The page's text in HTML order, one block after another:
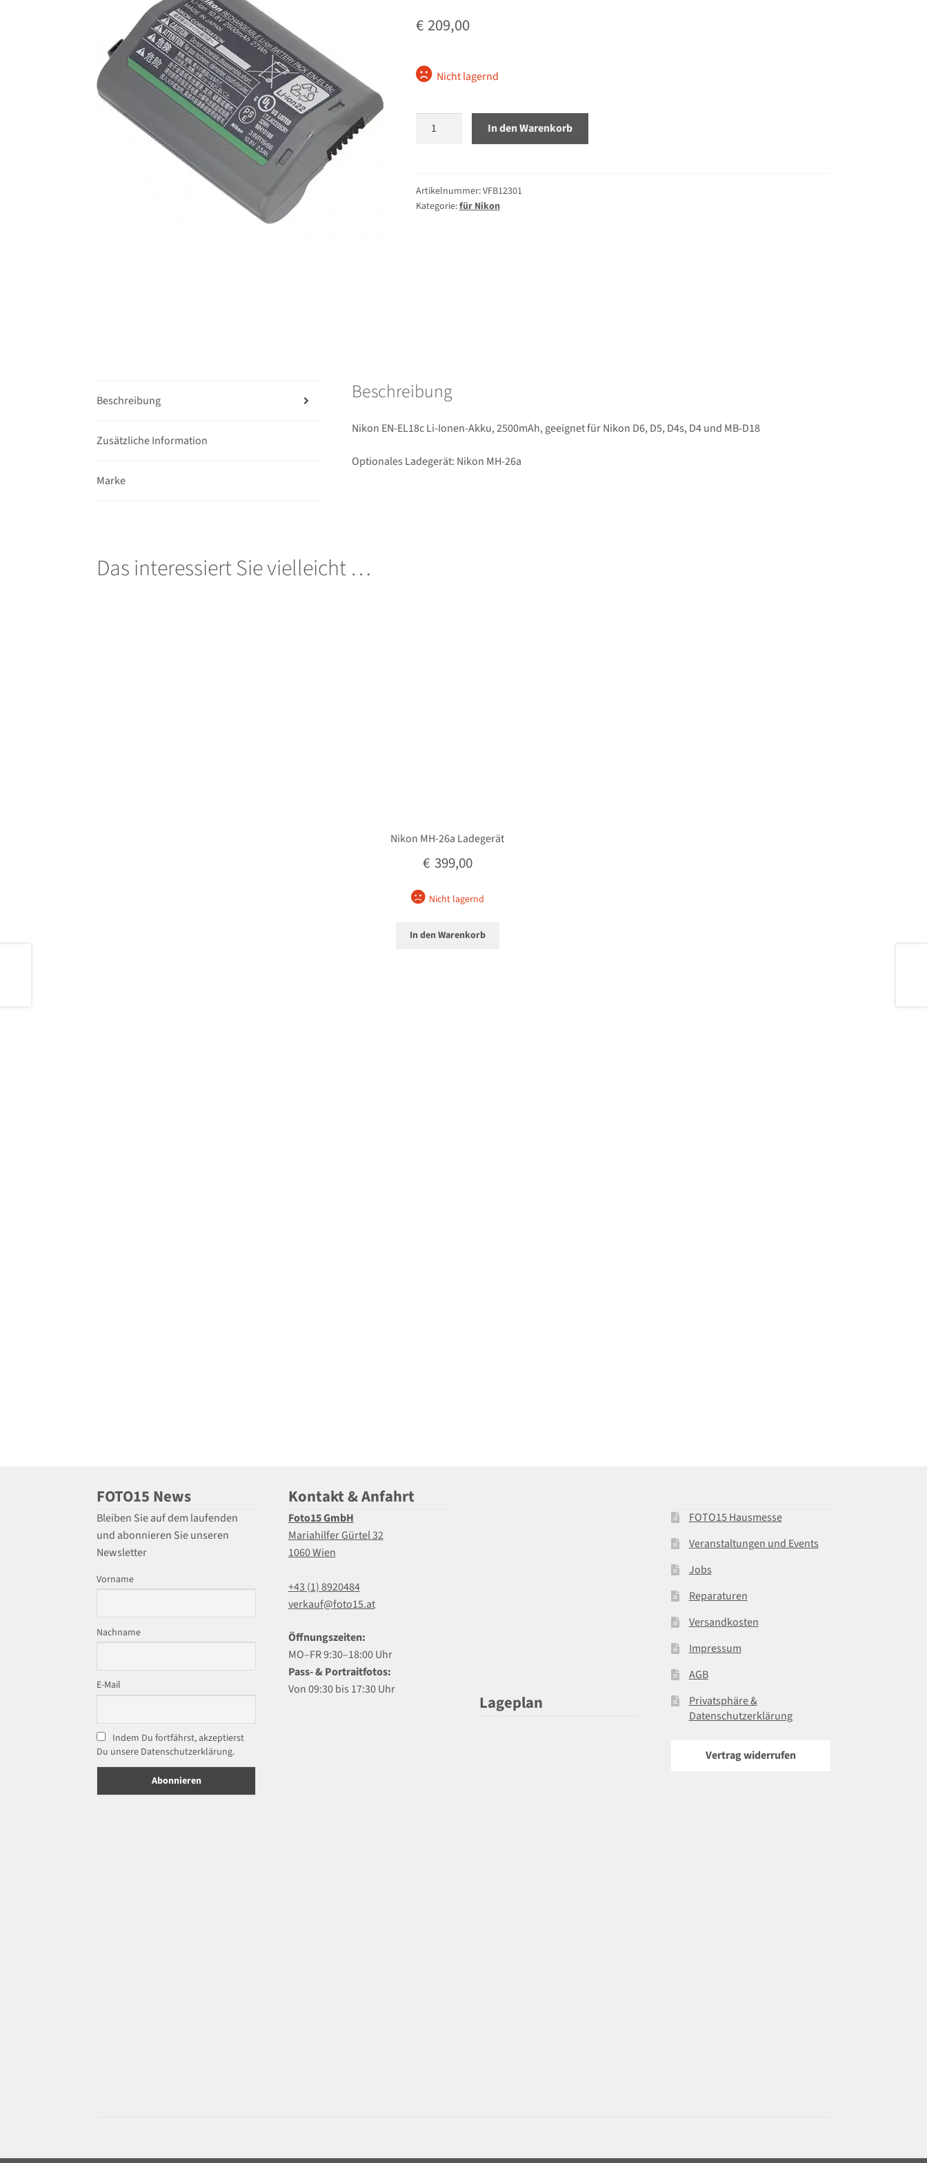
€ 209,00
Nicht lagernd
Nikon
Ionen-
Akku
In den Warenkorb
Artikelnummer:VFB12301
Kategorie:für Nikon
Beschreibung
Zusätzliche Information
Marke
Beschreibung
Nikon EN-EL18c Li-Ionen-Akku, 2500mAh, geeignet für Nikon D6, D5, D4s, D4 und MB-D18
Optionales Ladegerät: Nikon MH-26a
Das interessiert Sie vielleicht …
Nikon MH-26a Ladegerät
€ 399,00
Nicht lagernd
In den Warenkorb
FOTO15 News
Bleiben Sie auf dem laufenden
und abonnieren Sie unseren
Newsletter
Vorname
Nachname
E-Mail
Indem Du fortfährst, akzeptierst
Du unsere Datenschutzerklärung.
Kontakt & Anfahrt
Foto15 GmbH
Mariahilfer Gürtel 32
1060 Wien
+43 (1) 8920484
verkauf@foto15.at
Öffnungszeiten:
MO–FR 9:30–18:00 Uhr
Pass- & Portraitfotos:
Von 09:30 bis 17:30 Uhr
Lageplan
FOTO15 Hausmesse
Veranstaltungen und Events
Jobs
Reparaturen
Versandkosten
Impressum
AGB
Privatsphäre &
Datenschutzerklärung
Vertrag widerrufen